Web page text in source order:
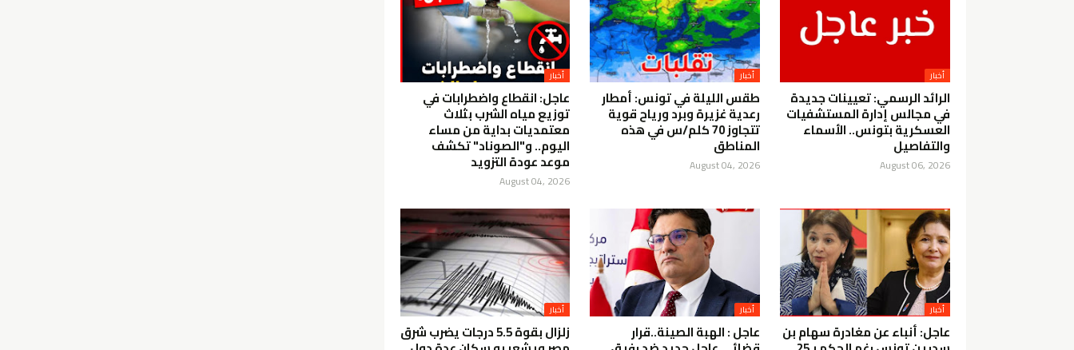
أخبار
الرائد الرسمي: تعيينات جديدة
في مجالس إدارة المستشفيات
العسكرية بتونس.. الأسماء
والتفاصيل
August 06, 2026
أخبار
طقس الليلة في تونس: أمطار
رعدية غزيرة وبرد ورياح قوية
تتجاوز 70 كلم/س في هذه
المناطق
August 04, 2026
أخبار
عاجل: انقطاع واضطرابات في
توزيع مياه الشرب بثلاث
معتمديات بداية من مساء
اليوم.. و"الصوناد" تكشف
موعد عودة التزويد
August 04, 2026
أخبار
عاجل: أنباء عن مغادرة سهام بن
أخبار
عاجل : الهبة الصينة..قرار
أخبار
زلزال بقوة 5.5 درجات يضرب شرق